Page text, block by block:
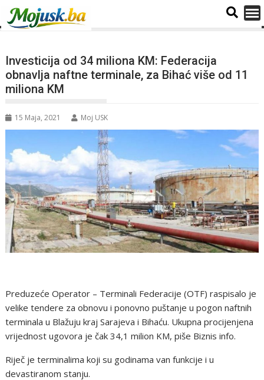
Investicija od 34 miliona KM: Federacija
obnavlja naftne terminale, za Bihać više od 11
miliona KM
15 Maja, 2021 Moj USK
Preduzeće Operator – Terminali Federacije (OTF) raspisalo je
velike tendere za obnovu i ponovno puštanje u pogon naftnih
terminala u Blažuju kraj Sarajeva i Bihaću. Ukupna procijenjena
vrijednost ugovora je čak 34,1 milion KM, piše Biznis info.
Riječ je terminalima koji su godinama van funkcije i u
devastiranom stanju.